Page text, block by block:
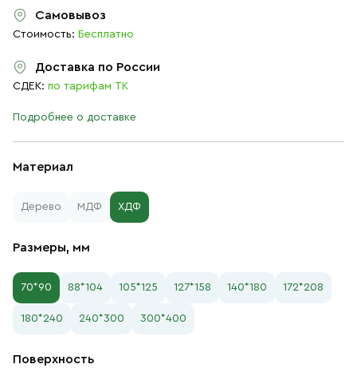
Материал
Дерево МДФ ХДФ
Размеры, мм
70*90 88*104 105*125 127*158 140*180 172*208
180*240 240*300 300*400
Поверхность
Самовывоз
Стоимость: Бесплатно
Доставка по России
СДЕК: по тарифам ТК
Подробнее о доставке